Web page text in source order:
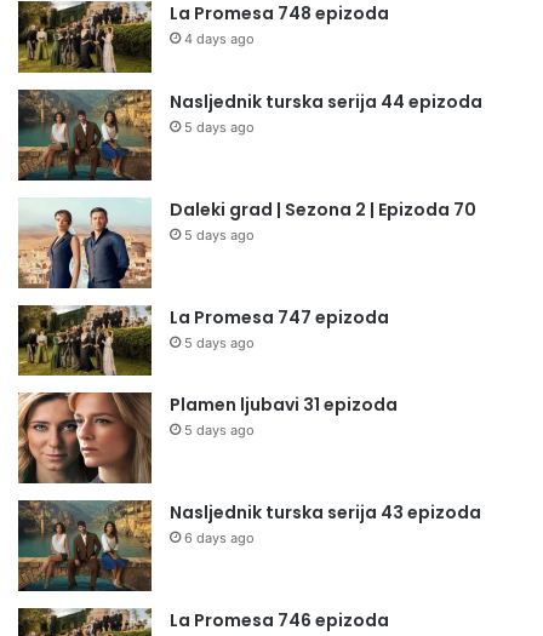
La Promesa 748 epizoda
4 days ago
Nasljednik turska serija 44 epizoda
5 days ago
Daleki grad | Sezona 2 | Epizoda 70
5 days ago
La Promesa 747 epizoda
5 days ago
Plamen ljubavi 31 epizoda
5 days ago
Nasljednik turska serija 43 epizoda
6 days ago
La Promesa 746 epizoda